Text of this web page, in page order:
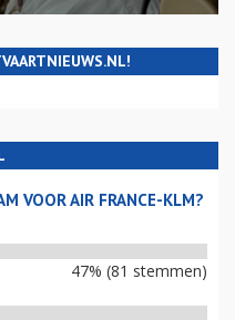
VOOR AIR FRANCE-KLM?
47% (81 stemmen)